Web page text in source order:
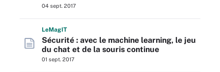
04 sept. 2017
LeMagIT
Sécurité : avec le machine learning, le jeu
du chat et de la souris continue
01 sept. 2017